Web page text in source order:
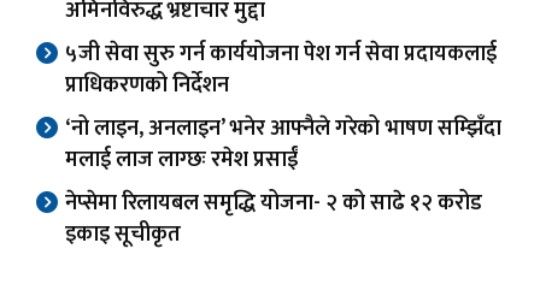
अमिनविरुद्ध भ्रष्टाचार मुद्दा
५जी सेवा सुरु गर्न कार्ययोजना पेश गर्न सेवा प्रदायकलाई
प्राधिकरणको निर्देशन
‘नो लाइन, अनलाइन’ भनेर आफ्नैले गरेको भाषण सम्झिँदा
मलाई लाज लाग्छः रमेश प्रसाईं
नेप्सेमा रिलायबल समृद्धि योजना- २ को साढे १२ करोड
इकाइ सूचीकृत